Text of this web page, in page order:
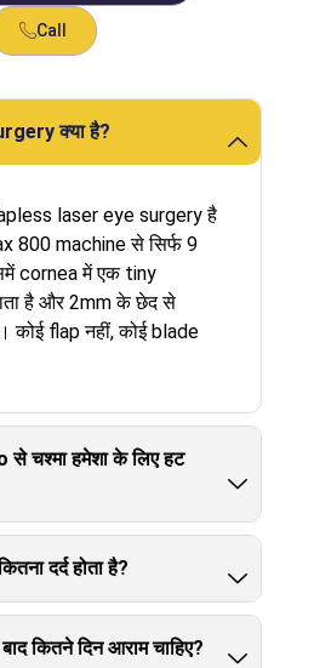
Call
क्या है?
laser eye surgery है
800 machine से सिर्फ 9
cornea में एक tiny
है और 2mm के छेद से
कोई flap नहीं, कोई blade
से चश्मा हमेशा के लिए हट
दर्द होता है?
कितने दिन आराम चाहिए?